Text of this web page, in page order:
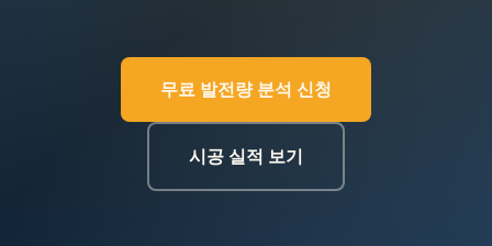
무료 발전량 분석 신청
시공 실적 보기